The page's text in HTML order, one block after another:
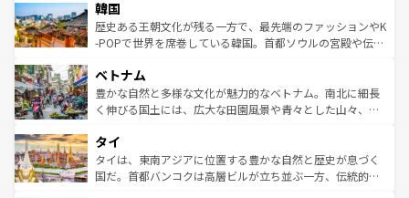
ワイを、存分に味わってほしい。 なお、新着のハワイ情報
はコンテンツ一覧を参照してほしい。
いる。アクティビティも充実しており、サーフィンやダイ
ビング、ハイキングなど、アウトドア好きにはたまらな
い。オーストラリアの多彩な魅力を存分に味わいつくそ
参照してほしい。
ン）、静ひつな山岳地帯である台湾東部など、都市の喧騒
と山間の静けさが共存しており、訪れる人に新しい発見と
驚きをもたらしてくれる。また、奥深い台湾の食文化も魅
容にもいいと評判のスイーツなど、バラエティ豊かな料理
が味わえる。 なお、新着の台湾情報は コンテンツ一覧を参
照してほしい。
韓国
歴史ある王朝文化が残る一方で、最先端のファッションやK
-POPで世界を席巻している韓国。首都ソウルの宮殿や伝統
き、地方に足を延ばせば四季折々の自然美を楽しむことが
できる。そして、キムチや焼肉、絶品のストリートフード
まで、さまざまな韓国料理が待っている。夜には、韓国な
リティに包まれながら、韓国の多彩な魅力を心ゆくまで味
わってみてほしい。 なお、新着の韓国情報はコンテンツ一
覧を参照してほしい。
ベトナム
豊かな自然と多様な文化が魅力的なベトナム。南北に細長
く伸びる国土には、広大な田園風景や青々とした山々、世
急速な発展と共に伝統が息づく。ハノイの古い町並みやホ
ーチミン市のフランス統治時代の建物も、独特の雰囲気を
醸し出している。また、バラエティの豊かさとおいしさで
タイ
タイは、東南アジアに位置する豊かな自然と歴史が息づく
国だ。首都バンコクは高層ビルが立ち並ぶ一方、伝統的な